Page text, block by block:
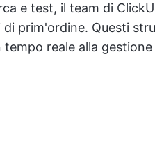
e test, il team di
di prim'ordine. Questi
reale alla